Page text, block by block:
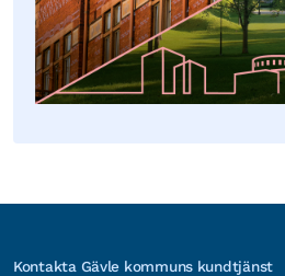
Kontakta Gävle kommuns kundtjänst